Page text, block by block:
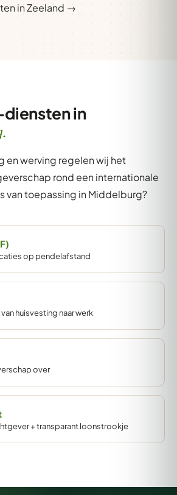
in Zeeland →
in
en werving regelen wij het
rond een internationale
van toepassing in Middelburg?
op pendelafstand
huisvesting naar werk
over
+ transparant loonstrookje